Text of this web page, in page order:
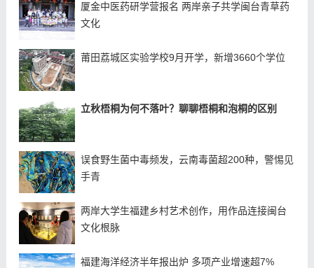
厦金中医药研学营报名 两岸亲子共学闽台青草药
文化
莆田荔城区实验学校9月开学，新增3660个学位
立秋梧桐为何不落叶？聊聊梧桐和泡桐的区别
误食野生菌中毒频发，云南毒菌超200种，警惕见
手青
两岸大学生福建乡村艺术创作，用作品连接闽台
文化根脉
福建海洋经济半年报出炉 多项产业增速超7%